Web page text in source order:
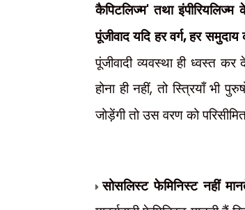
कैपिटलिज्म'तथा
पूंजीवाद यदि हर वर्ग,हर समुदाय
पूंजीवादी व्यवस्था ही ध्वस्त
होना ही नहीं,तो स्त्रियाँ भी
जोड़ेंगी तो उस वरण को
सोसलिस्ट फेमिनिस्ट नहीं